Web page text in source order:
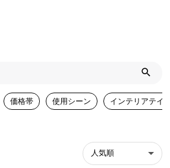
価格帯 使用シーン インテリアテイ
人気順